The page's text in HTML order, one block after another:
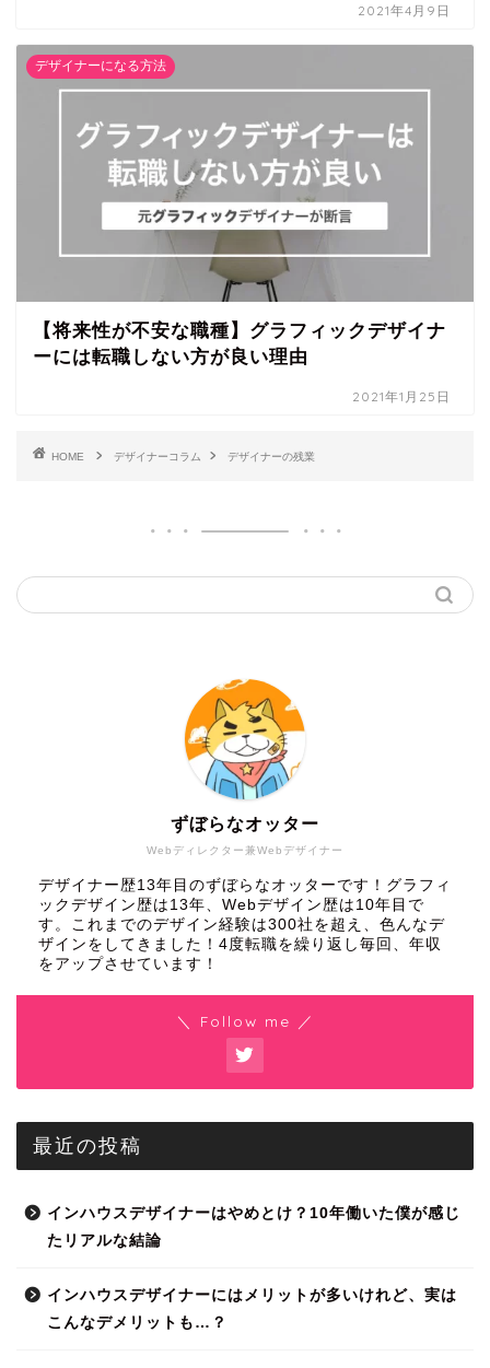
2021年4月9日
デザイナーになる方法
【将来性が不安な職種】グラフィックデザイナ
ーには転職しない方が良い理由
2021年1月25日
HOME デザイナーコラム デザイナーの残業
Webディレクター兼Webデザイナー
ずぼらなオッター
デザイナー歴13年目のずぼらなオッターです！グラフィ
ックデザイン歴は13年、Webデザイン歴は10年目で
す。これまでのデザイン経験は300社を超え、色んなデ
ザインをしてきました！4度転職を繰り返し毎回、年収
をアップさせています！
＼ Follow me ／
最近の投稿
インハウスデザイナーはやめとけ？10年働いた僕が感じ
たリアルな結論
インハウスデザイナーにはメリットが多いけれど、実は
こんなデメリットも…？